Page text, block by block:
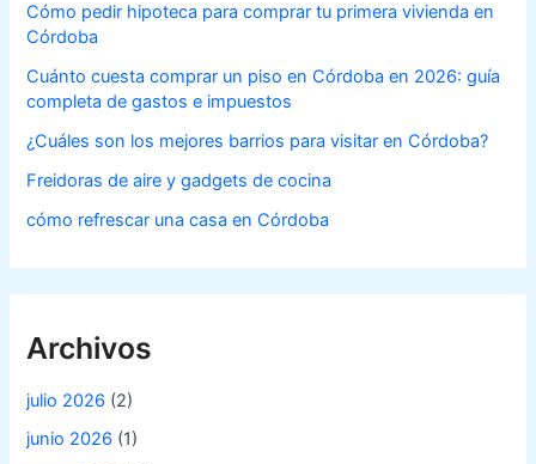
Cómo pedir hipoteca para comprar tu primera vivienda en
Córdoba
Cuánto cuesta comprar un piso en Córdoba en 2026: guía
completa de gastos e impuestos
¿Cuáles son los mejores barrios para visitar en Córdoba?
Freidoras de aire y gadgets de cocina
cómo refrescar una casa en Córdoba
Archivos
julio 2026 (2)
junio 2026 (1)